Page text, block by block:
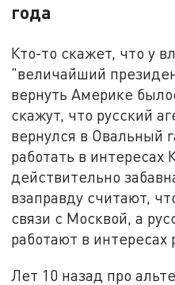
года
Кто-то скажет, что у
"величайший
вернуть Америке
скажут, что русский
вернулся в Овальный
работать в интересах
действительно
взаправду считают,
связи с Москвой, а
работают в интересах
Лет 10 назад про